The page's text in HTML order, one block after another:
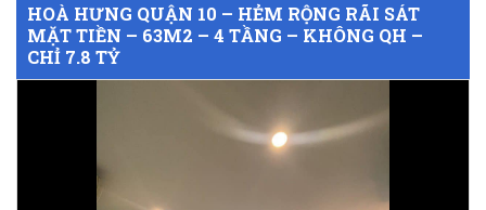
HOÀ HƯNG QUẬN 10 – HẺM RỘNG RÃI SÁT
MẶT TIỀN – 63M2 – 4 TẦNG – KHÔNG QH –
CHỈ 7.8 TỶ